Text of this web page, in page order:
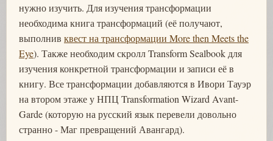
нужно изучить. Для изучения трансформации
необходима книга трансформаций (её получают,
выполнив квест на трансформации More then Meets the
Eye). Также необходим скролл Transform Sealbook для
изучения конкретной трансформации и записи её в
книгу. Все трансформации добавляются в Ивори Тауэр
на втором этаже у НПЦ Transformation Wizard Avant-
Garde (которую на русский язык перевели довольно
странно - Маг превращений Авангард).